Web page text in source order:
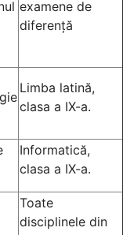
examene de
diferență
Limba latină,
clasa a IX-a.
Informatică,
clasa a IX-a.
Toate
disciplinele din